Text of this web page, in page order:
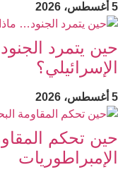
5 أغسطس، 2026
حين يتمرد
الإسرائيلي؟
5 أغسطس، 2026
حين تحكم
الإمبراطوريات